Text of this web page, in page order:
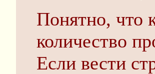
Понятно, что
количество
Если вести